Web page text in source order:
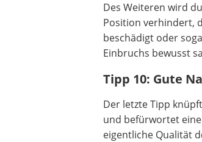
Des Weiteren wird
Position verhindert,
beschädigt oder
Einbruchs bewusst
Tipp 10: Gute
Der letzte Tipp
und befürwortet
eigentliche Qualität